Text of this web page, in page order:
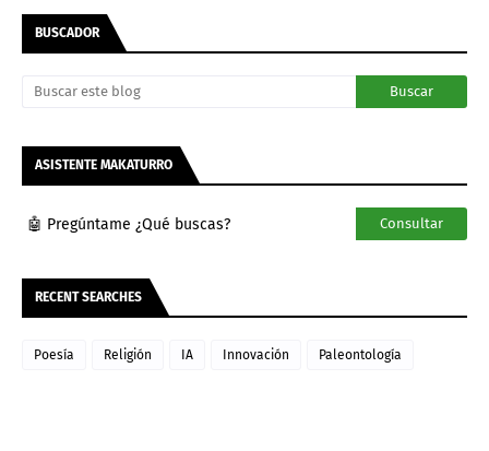
BUSCADOR
ASISTENTE MAKATURRO
🤖 Pregúntame ¿Qué buscas? Consultar
RECENT SEARCHES
Poesía Religión IA Innovación Paleontología